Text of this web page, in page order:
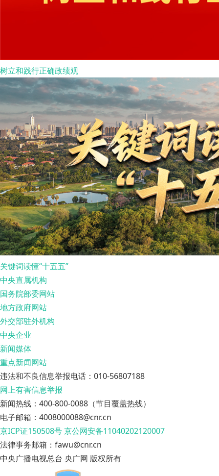
树立和践行正确政绩观
关键词读懂“十五五”
中央直属机构
国务院部委网站
地方政府网站
外交部驻外机构
中央企业
新闻媒体
重点新闻网站
违法和不良信息举报电话：010-56807188
网上有害信息举报
新闻热线：400-800-0088（节目覆盖热线）
电子邮箱：4008000088@cnr.cn
京ICP证150508号京公网安备11040202120007
法律事务邮箱：fawu@cnr.cn
中央广播电视总台 央广网 版权所有